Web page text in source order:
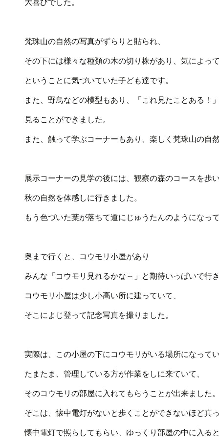
梵珠山の自然の写真がずらりと貼られ、
その下には様々な種類の木の切り株があり、気によっ
ということに気づいていた子ども達です。
また、野鳥などの模型もあり、「これ見たことある！
見ることができました。
また、触って学ぶコーナーもあり、楽しく梵珠山の自
展示コーナーの見学の後には、観察の森のコースを歩
秋の自然を体感しに行きました。
もう色づいた葉が落ちて道にじゅうたんのようになっ
奥まで行くと、コウモリ小屋があり
みんな「コウモリ見れるかな～」と期待いっぱいで行
コウモリ小屋は少し小高い所に建っていて、
そこによじ登って記念写真を撮りました。
実際は、この小屋の下にコウモリがいる場所になって
たまたま、管理している方が作業をしに来ていて、
そのコウモリの部屋に入れてもらうことが出来ました
そこは、懐中電灯がないと歩くことができないほど真
懐中電灯で照らしてもらい、ゆっくり部屋の中に入る